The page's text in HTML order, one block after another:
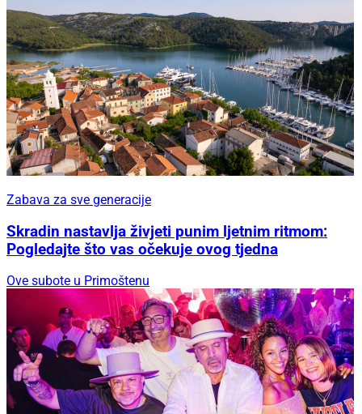
Zabava za sve generacije
Skradin nastavlja živjeti punim ljetnim ritmom:
Pogledajte što vas očekuje ovog tjedna
Ove subote u Primoštenu